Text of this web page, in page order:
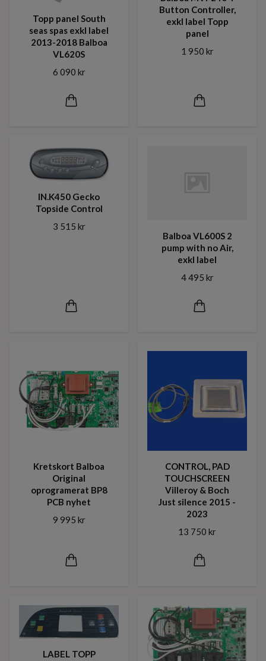
Topp panel South
seas spas exkl label
2013-2018 Balboa
VL620S
6 090 kr
Button Controller,
exkl label Topp
panel
1 950 kr
IN.K450 Gecko
Topside Control
3 515 kr
Balboa VL600S 2
pump with no Air,
exkl label
4 495 kr
Kretskort Balboa
Original
oprogramerat BP8
PCB nyhet
9 995 kr
CONTROL, PAD
TOUCHSCREEN
Villeroy & Boch
Just silence 2015 -
2023
13 750 kr
LABEL TOPP